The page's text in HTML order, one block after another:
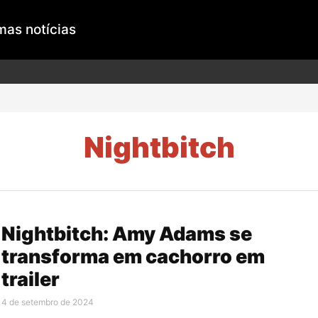
notícias
Nightbitch
Nightbitch: Amy Adams se
transforma em cachorro em
trailer
4 de setembro de 2024